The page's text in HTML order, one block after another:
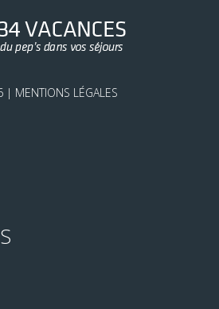
| MENTIONS LÉGALES